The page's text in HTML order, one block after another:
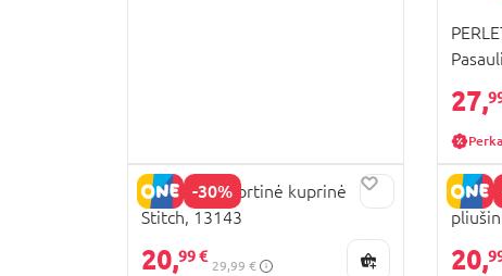
27,
-30%
PERLETTI Sportinė kuprinė
Stitch, 13143
20,99 €
29,99 € 20,